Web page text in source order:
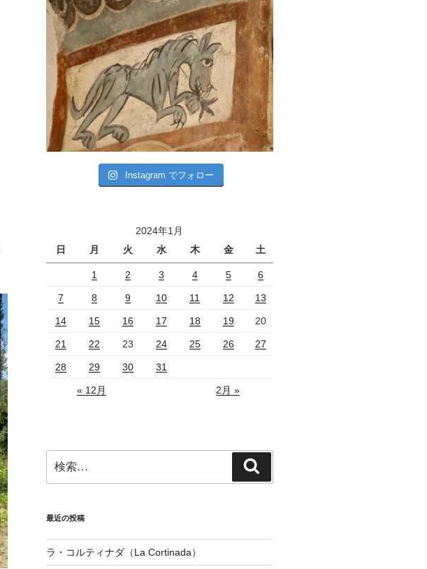
Instagram でフォロー
2024年1月
日
月 火 水 木 金 土
1 2 3 4 5 6
7 8 9 10 11 12 13
14 15 16 17 18 19 20
21 22 23 24 25 26 27
28 29 30 31
« 12月 2月 »
索:
索
最近の投稿
ラ・コルティナダ（La Cortinada）